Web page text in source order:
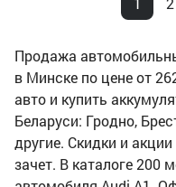
Продажа
в Минске по цене от
авто и купить
Беларуси: Гродно,
другие. Скидки и
зачет. В каталоге 200